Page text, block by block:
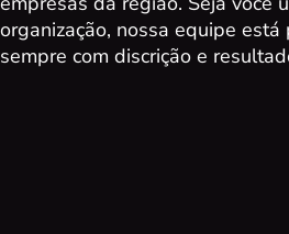
organização, nossa equipe
sempre com discrição e